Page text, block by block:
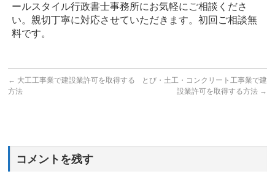
ールスタイル行政書士事務所にお気軽にご相談くださ
い。親切丁寧に対応させていただきます。初回ご相談無
料です。
← 大工工事業で建設業許可を取得する
方法
とび・土工・コンクリート工事業で建
設業許可を取得する方法 →
コメントを残す